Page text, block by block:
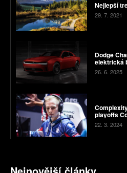
Nejlepší
29. 7. 2021
Dodge
elektrická
26. 6. 2025
playoffs
22. 3. 2024